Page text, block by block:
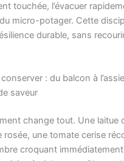
touchée, l’évacuer
micro-potager. Cette
durable, sans
: du balcon à
saveur
change tout. Une laitue
rosée, une tomate cerise
croquant